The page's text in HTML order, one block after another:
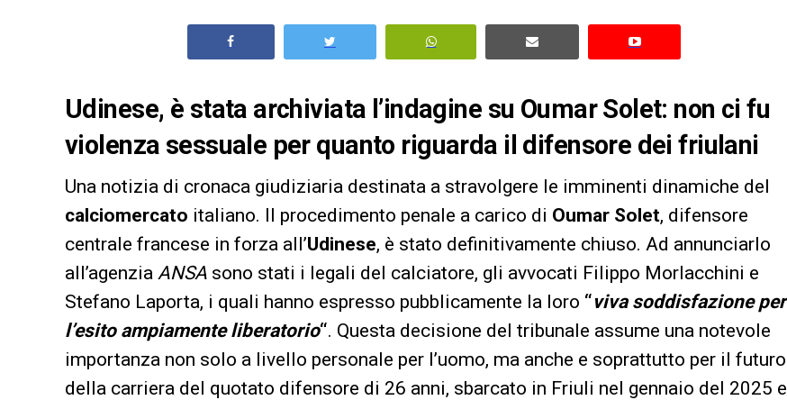
Udinese, è stata archiviata l’indagine su Oumar Solet: non ci fu
violenza sessuale per quanto riguarda il difensore dei friulani
Una notizia di cronaca giudiziaria destinata a stravolgere le imminenti dinamiche del
calciomercato italiano. Il procedimento penale a carico di Oumar Solet, difensore
centrale francese in forza all’Udinese, è stato definitivamente chiuso. Ad annunciarlo
all’agenzia ANSA sono stati i legali del calciatore, gli avvocati Filippo Morlacchini e
Stefano Laporta, i quali hanno espresso pubblicamente la loro “viva soddisfazione per
l’esito ampiamente liberatorio“. Questa decisione del tribunale assume una notevole
importanza non solo a livello personale per l’uomo, ma anche e soprattutto per il futuro
della carriera del quotato difensore di 26 anni, sbarcato in Friuli nel gennaio del 2025 e